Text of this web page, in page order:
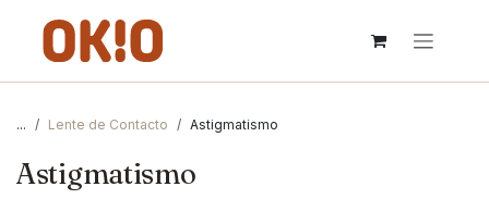
... Lente de Contacto Astigmatismo
Astigmatismo